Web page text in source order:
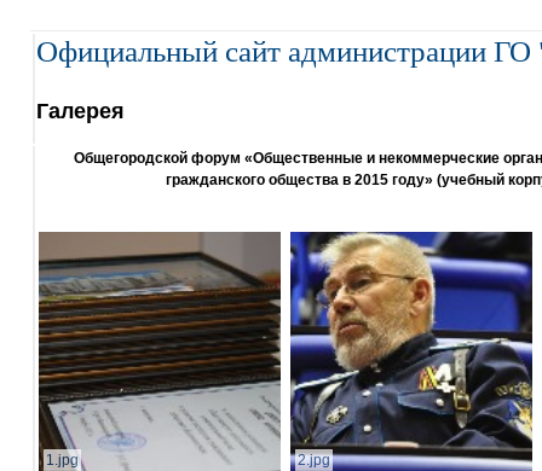
Официальный сайт администрации ГО
Галерея
Общегородской форум «Общественные и некоммерческие
гражданского общества в 2015 году» (учебный
1.jpg 2.jpg